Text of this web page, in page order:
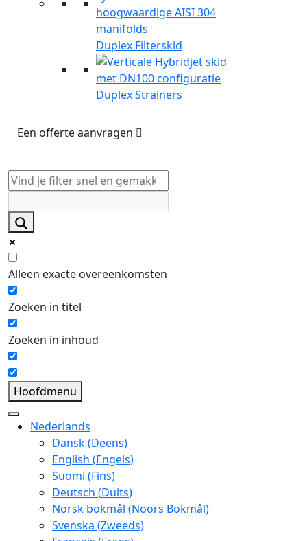
Duplex Filterskid
Duplex Strainers
Een offerte aanvragen
Alleen exacte overeenkomsten
Zoeken in titel
Zoeken in inhoud
Hoofdmenu
Nederlands
Dansk(Deens)
English (Engels)
Suomi (Fins)
Deutsch (Duits)
Norsk bokmål (Noors Bokmål)
Svenska (Zweeds)